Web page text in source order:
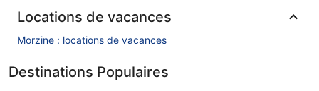
Locations de vacances
Morzine : locations de vacances
Destinations Populaires